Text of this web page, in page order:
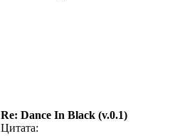
Re: Dance In Black (v.0.1)
Цитата: